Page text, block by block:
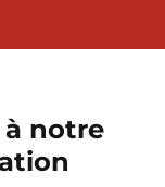
notre